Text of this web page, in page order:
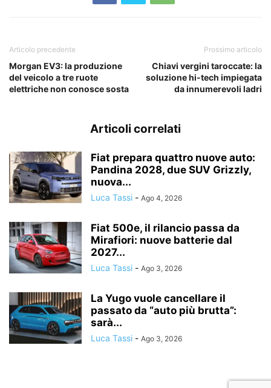
Articolo precedente
Morgan EV3: la produzione
del veicolo a tre ruote
elettriche non conosce sosta
Prossimo articolo
Chiavi vergini taroccate: la
soluzione hi-tech impiegata
da innumerevoli ladri
Articoli correlati
Fiat prepara quattro nuove auto:
Pandina 2028, due SUV Grizzly,
nuova...
Luca Tassi - Ago 4, 2026
Fiat 500e, il rilancio passa da
Mirafiori: nuove batterie dal
2027...
Luca Tassi - Ago 3, 2026
La Yugo vuole cancellare il
passato da “auto più brutta”:
sarà...
Luca Tassi - Ago 3, 2026